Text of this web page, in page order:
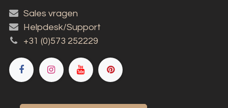
Sales vragen
Helpdesk/Support
+31 (0)573 252229